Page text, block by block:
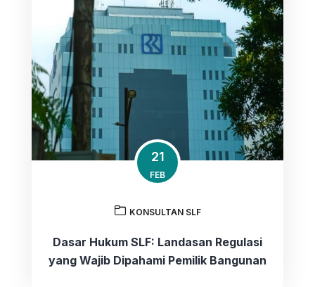
21
FEB
KONSULTAN SLF
Dasar Hukum SLF: Landasan Regulasi
yang Wajib Dipahami Pemilik Bangunan